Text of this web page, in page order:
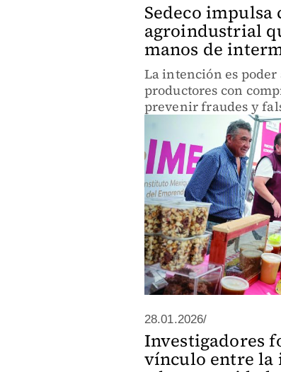
Sedeco impulsa
agroindustrial
manos de
La intención es poder
productores con
prevenir fraudes y
28.01.2026/
Investigadores
vínculo entre la